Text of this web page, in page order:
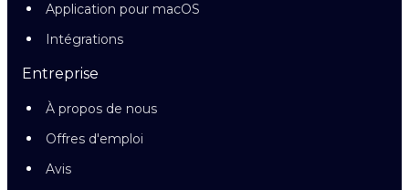
Application pour macOS
Intégrations
Entreprise
À propos de nous
Offres d'emploi
Avis